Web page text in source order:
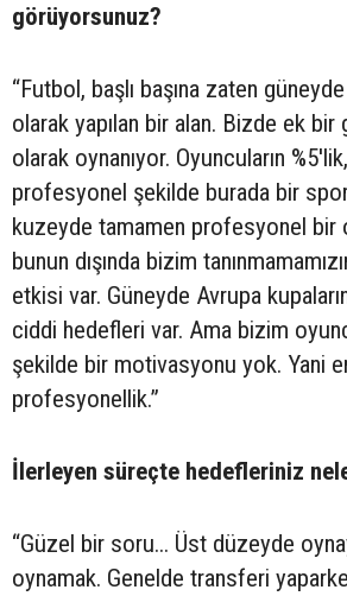
görüyorsunuz?
“Futbol, başlı başına zaten
olarak yapılan bir alan. Bizde ek bir
olarak oynanıyor. Oyuncuların
profesyonel şekilde burada bir
kuzeyde tamamen profesyonel bir
bunun dışında bizim
etkisi var. Güneyde Avrupa
ciddi hedefleri var. Ama bizim
şekilde bir motivasyonu yok. Yani
profesyonellik.”
İlerleyen süreçte hedefleriniz
“Güzel bir soru... Üst düzeyde
oynamak. Genelde transferi